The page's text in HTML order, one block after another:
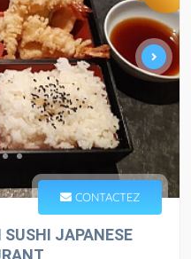
CONTACTEZ
JAPANESE